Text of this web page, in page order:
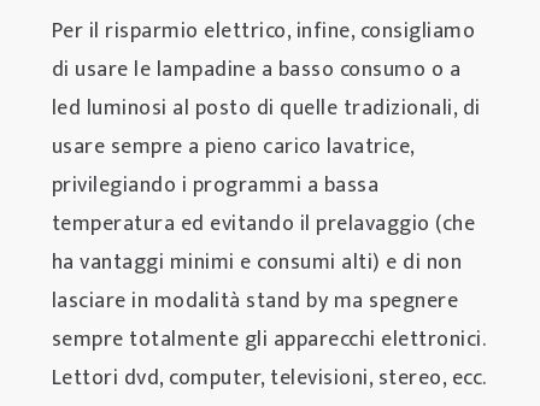
Per il risparmio elettrico, infine, consigliamo
di usare le lampadine a basso consumo o a
led luminosi al posto di quelle tradizionali, di
usare sempre a pieno carico lavatrice,
privilegiando i programmi a bassa
temperatura ed evitando il prelavaggio (che
ha vantaggi minimi e consumi alti) e di non
lasciare in modalità stand by ma spegnere
sempre totalmente gli apparecchi elettronici.
Lettori dvd, computer, televisioni, stereo, ecc.